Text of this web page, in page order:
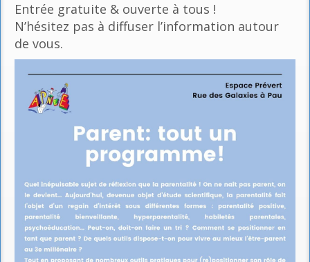
Entrée gratuite & ouverte à tous !
N’hésitez pas à diffuser l’information autour
de vous.